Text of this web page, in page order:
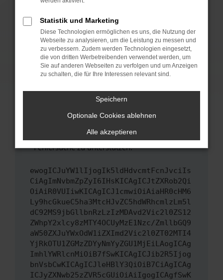
Betriebssystem auf dem neuesten Stand
sind.
Veraltete Software birgt nicht nur ein
Sicherheitsrisiko, sondern kann auch dazu
führen, dass bestimmte Funktionen nicht mehr
unterstützt werden.
Wende dich an den Webseitenbetreiber.
Wenn du alle oben genannten Schritte versucht
hast, kontaktiere uns bitte. Wir werden
uns diesen Text schicken, um uns bei der
Fehlersuche zu unterstützen:
ewogICJuYW1lIjogIk5ldHdvcmtFcnJvciIs
CiAgImNvbmZpZyI6IHsKICAgICJtZXRob2Qi
OiAiR0VUIiwKICAgICJ1cmwiOiAiaHR0cHM6
Ly9hcGkueC5ha3MtcHJvZC5hdWRhcmlzLm5l
dC92MS9jbGllbnRzLzIzMDAvd2Vic2l0ZS12
ZWhpY2xlcy8zMTY4OCUyMzE1Nzc/ZmllbGQ9
aW50ZXJuYWxOdW1iZXImd2Vic2l0ZT02MTI4
YjRkOTU1ZGMzZDYyNmYyZGU1MjEiLAogICAg
ImhlYWRlcnMiOiB7fSwKICAgICJib2R5Ijog
bnVsbCwKICAgICJleHBlY3QiOiB7CiAgICAg
ICJyZXNwb25zZVR5cGUiOiAiIgogICAgfSwK
Statistik und Marketing
Diese Technologien ermöglichen es uns, die Nutzung der
Webseite zu analysieren, um die Leistung zu messen und
zu verbessern. Zudem werden Technologien eingesetzt,
die von dritten Werbetreibenden verwendet werden, um
Sie auf anderen Webseiten zu verfolgen und um Anzeigen
zu schalten, die für Ihre Interessen relevant sind.
Speichern
Optionale Cookies ablehnen
Alle akzeptieren